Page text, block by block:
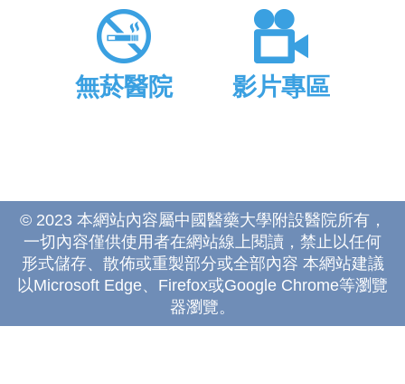
無菸醫院 影片專區
© 2023 本網站內容屬中國醫藥大學附設醫院所有，
一切內容僅供使用者在網站線上閱讀，禁止以任何
形式儲存、散佈或重製部分或全部內容 本網站建議
以Microsoft Edge、Firefox或Google Chrome等瀏覽
器瀏覽。